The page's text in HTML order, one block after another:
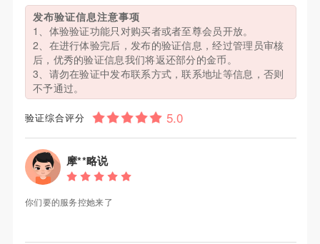
发布验证信息注意事项
1、体验验证功能只对购买者或者至尊会员开放。
2、在进行体验完后，发布的验证信息，经过管理员审核
后，优秀的验证信息我们将返还部分的金币。
3、请勿在验证中发布联系方式，联系地址等信息，否则
不予通过。
验证综合评分
摩**略说
你们要的服务控她来了